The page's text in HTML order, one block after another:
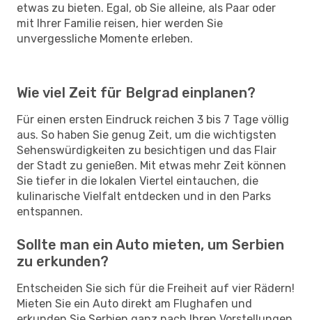
etwas zu bieten. Egal, ob Sie alleine, als Paar oder
mit Ihrer Familie reisen, hier werden Sie
unvergessliche Momente erleben.
Wie viel Zeit für Belgrad einplanen?
Für einen ersten Eindruck reichen 3 bis 7 Tage völlig
aus. So haben Sie genug Zeit, um die wichtigsten
Sehenswürdigkeiten zu besichtigen und das Flair
der Stadt zu genießen. Mit etwas mehr Zeit können
Sie tiefer in die lokalen Viertel eintauchen, die
kulinarische Vielfalt entdecken und in den Parks
entspannen.
Sollte man ein Auto mieten, um Serbien
zu erkunden?
Entscheiden Sie sich für die Freiheit auf vier Rädern!
Mieten Sie ein Auto direkt am Flughafen und